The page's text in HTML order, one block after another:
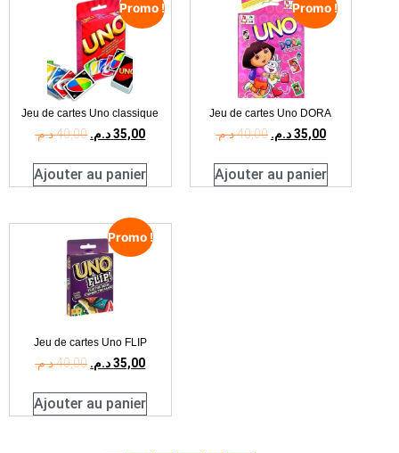
Promo !
Jeu de cartes Uno classique
40,00د.م. 35,00 د.م.
Ajouter au panier
Promo !
Jeu de cartes Uno DORA
40,00د.م. 35,00د.م.
Ajouter au panier
Promo !
Jeu de cartes Uno FLIP
40,00د.م. 35,00 د.م.
Ajouter au panier